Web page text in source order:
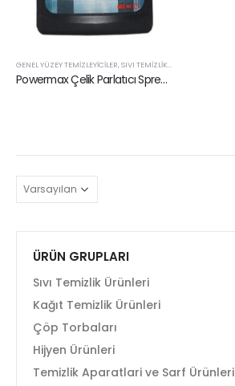
GENEL YÜZEY TEMIZLEYICILER,SIVI TEMIZLIK ÜRÜNLERI
Powermax Çelik Parlatıcı Sprey 500 ml
ÜRÜN GRUPLARI
Sıvı Temizlik Ürünleri
Kağıt Temizlik Ürünleri
Çöp Torbaları
Hijyen Ürünleri
Temizlik Aparatlari ve Sarf Ürünleri